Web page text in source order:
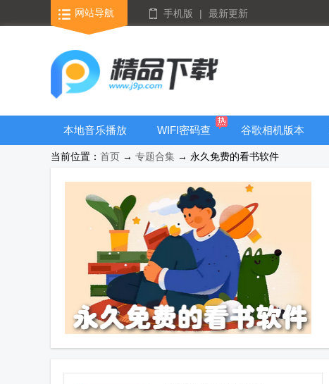
网站导航 手机版 | 最新更新
本地音乐播放
器
WIFI密码查
看器
谷歌相机版本
大全
bt手游盒子大
全
当前位置： 首页 → 专题合集 → 永久免费的看书软件